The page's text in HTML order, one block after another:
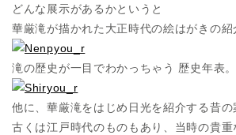
どんな展示があるかというと
華厳滝が描かれた大正時代の絵はがきの紹
滝の歴史が一目でわかっちゃう 歴史年表。
他に、華厳滝をはじめ日光を紹介する昔の
古くは江戸時代のものもあり、当時の貴